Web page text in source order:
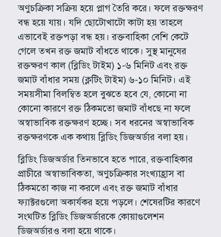
অণুচক্রিকা সক্রিয় হয়ে প্লাগ তৈরি করে। ফলে রক্তক্ষরণ
বন্ধ হয়ে যায়। যদি ছোটোখাটো কাটা হয় তাহলে
এভাবেই রক্তপড়া বন্ধ হয়। রক্তবাহিকা বেশি কেটে
গেলে তখন রক্ত জমাট বাঁধতে থাকে। সুস্থ মানুষের
রক্তক্ষরণ কাল (ব্লিডিং টাইম) ১-৬ মিনিট এবং রক্ত
জমাট বাঁধার সময় (ক্লটিং টাইম) ৬-১০ মিনিট। এই
সময়সীমা বিলম্বিত হলে বুঝতে হবে যে, কোনো না
কোনো কারণে রক্ত ঠিকমতো জমাট বাঁধছে না ফলে
অস্বাভাবিক রক্তক্ষরণ হচ্ছে। সব ধরনের অস্বাভাবিক
রক্তক্ষরণকে এক কথায় ব্লিডিং ডিজঅর্ডার বলা হয়।
ব্লিডিং ডিজঅর্ডার তিনভাবে হতে পারে, রক্তবাহিকার
প্রাচীরে অস্বাভাবিকতা, অণুচক্রিকার সংখ্যাহ্রাস বা
ঠিকমতো কাজ না করলে এবং রক্ত জমাট বাঁধার
ফ্যাক্টরগুলো অকার্যকর হয়ে পড়লে। শেষেরটির কারণে
সংঘটিত ব্লিডিং ডিজঅর্ডারকে কোয়াগুলেশন
ডিজঅর্ডারও বলা হয়ে থাকে।